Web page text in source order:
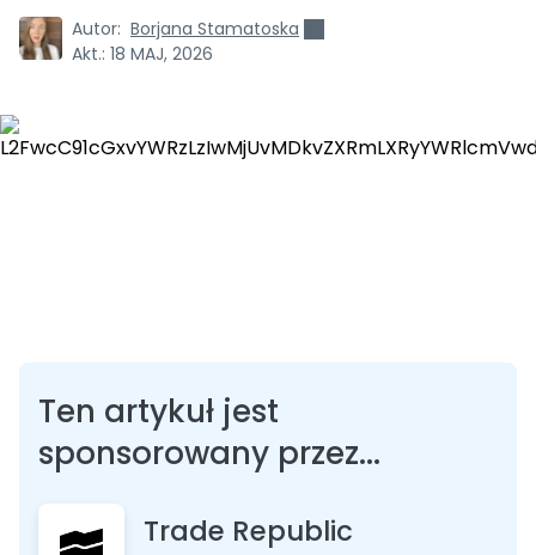
Autor: Borjana Stamatoska
Akt.: 18 MAJ, 2026
Ten artykuł jest
sponsorowany przez...
Trade Republic